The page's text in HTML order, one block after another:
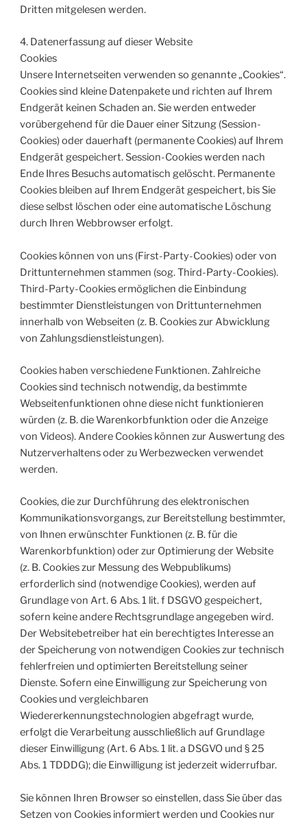
Dritten mitgelesen werden.
4. Datenerfassung auf dieser Website
Cookies
Unsere Internetseiten verwenden so genannte „Cookies“.
Cookies sind kleine Datenpakete und richten auf Ihrem
Endgerät keinen Schaden an. Sie werden entweder
vorübergehend für die Dauer einer Sitzung (Session-
Cookies) oder dauerhaft (permanente Cookies) auf Ihrem
Endgerät gespeichert. Session-Cookies werden nach
Ende Ihres Besuchs automatisch gelöscht. Permanente
Cookies bleiben auf Ihrem Endgerät gespeichert, bis Sie
diese selbst löschen oder eine automatische Löschung
durch Ihren Webbrowser erfolgt.
Cookies können von uns (First-Party-Cookies) oder von
Drittunternehmen stammen (sog. Third-Party-Cookies).
Third-Party-Cookies ermöglichen die Einbindung
bestimmter Dienstleistungen von Drittunternehmen
innerhalb von Webseiten (z. B. Cookies zur Abwicklung
von Zahlungsdienstleistungen).
Cookies haben verschiedene Funktionen. Zahlreiche
Cookies sind technisch notwendig, da bestimmte
Webseitenfunktionen ohne diese nicht funktionieren
würden (z. B. die Warenkorbfunktion oder die Anzeige
von Videos). Andere Cookies können zur Auswertung des
Nutzerverhaltens oder zu Werbezwecken verwendet
werden.
Cookies, die zur Durchführung des elektronischen
Kommunikationsvorgangs, zur Bereitstellung bestimmter,
von Ihnen erwünschter Funktionen (z. B. für die
Warenkorbfunktion) oder zur Optimierung der Website
(z. B. Cookies zur Messung des Webpublikums)
erforderlich sind (notwendige Cookies), werden auf
Grundlage von Art. 6 Abs. 1 lit. f DSGVO gespeichert,
sofern keine andere Rechtsgrundlage angegeben wird.
Der Websitebetreiber hat ein berechtigtes Interesse an
der Speicherung von notwendigen Cookies zur technisch
fehlerfreien und optimierten Bereitstellung seiner
Dienste. Sofern eine Einwilligung zur Speicherung von
Cookies und vergleichbaren
Wiedererkennungstechnologien abgefragt wurde,
erfolgt die Verarbeitung ausschließlich auf Grundlage
dieser Einwilligung (Art. 6 Abs. 1 lit. a DSGVO und § 25
Abs. 1 TDDDG); die Einwilligung ist jederzeit widerrufbar.
Sie können Ihren Browser so einstellen, dass Sie über das
Setzen von Cookies informiert werden und Cookies nur